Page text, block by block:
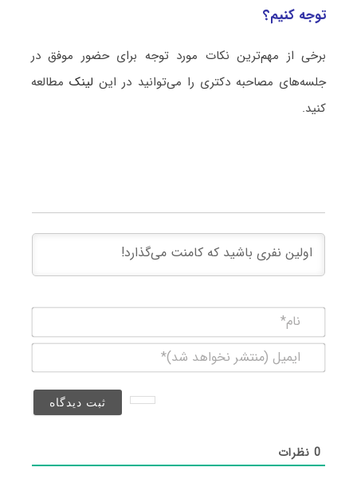
توجه کنیم؟
برخی از مهم‌ترین نکات مورد توجه برای حضور موفق در
جلسه‌های مصاحبه دکتری را می‌توانید در این لینکمطالعه
کنید.
(منتشر
0نظرات